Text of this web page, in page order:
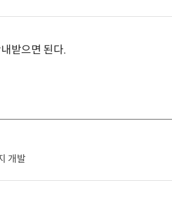
받으면 된다.
개발